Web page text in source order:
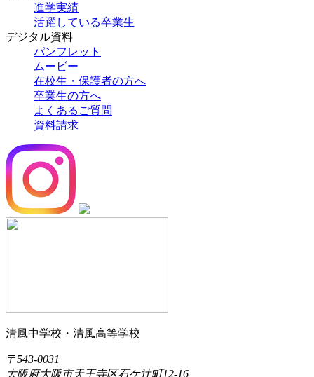
進学実績
活躍している卒業生
デジタル資料
パンフレット
ムービー
在校生・保護者の方へ
卒業生の方へ
よくあるご質問
資料請求
清風中学校・清風高等学校
〒543-0031
大阪府大阪市天王寺区石ケ辻町12-16